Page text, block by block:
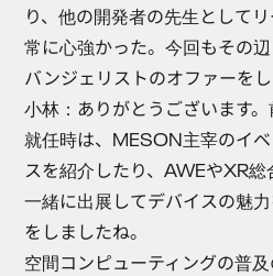
り、他の開発者の先生として
常に心強かった。今回もその
バンジェリストのオファーをし
小林 ：ありがとうございます
就任時は、MESON主宰のイ
スを紹介したり、AWEやXR
一緒に出展してデバイスの魅
をしましたね。
空間コンピューティングの普